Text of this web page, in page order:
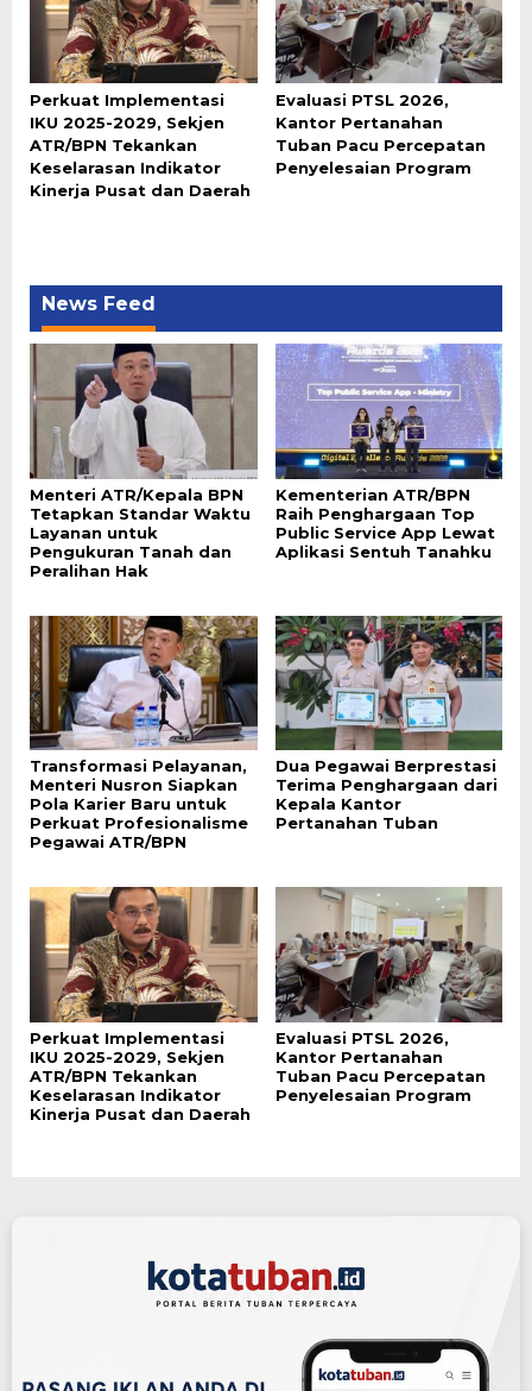
Perkuat Implementasi
IKU 2025-2029, Sekjen
ATR/BPN Tekankan
Keselarasan Indikator
Kinerja Pusat dan Daerah
Evaluasi PTSL 2026,
Kantor Pertanahan
Tuban Pacu Percepatan
Penyelesaian Program
News Feed
Menteri ATR/Kepala BPN
Tetapkan Standar Waktu
Layanan untuk
Pengukuran Tanah dan
Peralihan Hak
Kementerian ATR/BPN
Raih Penghargaan Top
Public Service App Lewat
Aplikasi Sentuh Tanahku
Transformasi Pelayanan,
Menteri Nusron Siapkan
Pola Karier Baru untuk
Perkuat Profesionalisme
Pegawai ATR/BPN
Dua Pegawai Berprestasi
Terima Penghargaan dari
Kepala Kantor
Pertanahan Tuban
Perkuat Implementasi
IKU 2025-2029, Sekjen
ATR/BPN Tekankan
Keselarasan Indikator
Kinerja Pusat dan Daerah
Evaluasi PTSL 2026,
Kantor Pertanahan
Tuban Pacu Percepatan
Penyelesaian Program